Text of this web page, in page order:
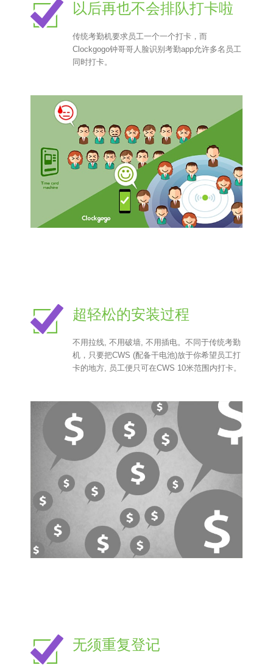
以后再也不会排队打卡啦
传统考勤机要求员工一个一个打卡，而
Clockgogo钟哥哥人脸识别考勤app允许多名员工
同时打卡。
超轻松的安装过程
不用拉线, 不用破墙, 不用插电。不同于传统考勤
机，只要把CWS (配备干电池)放于你希望员工打
卡的地方, 员工便只可在CWS 10米范围内打卡。
无须重复登记